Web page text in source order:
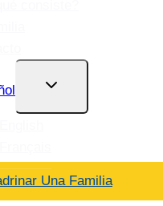
Alternar
Hijo
Una Familia